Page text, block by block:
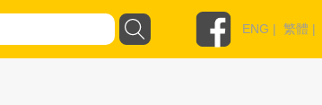
ENG | 繁體 |